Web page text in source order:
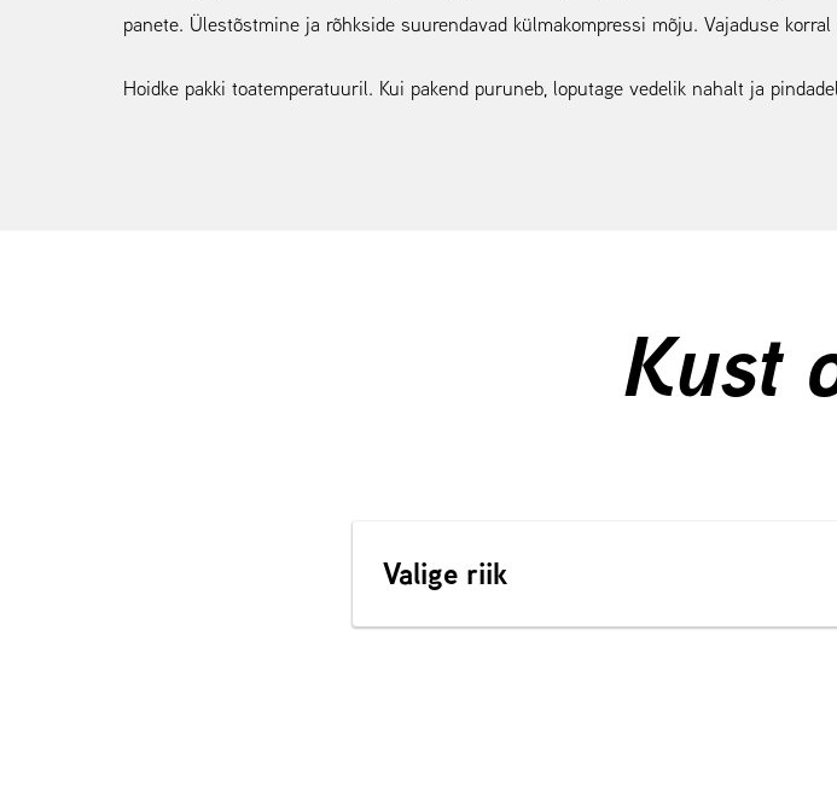
panete. Ülestõstmine ja rõhkside suurendavad külmakompressi mõju. Vajaduse
Hoidke pakki toatemperatuuril. Kui pakend puruneb, loputage vedelik nahalt ja
Kust
Valige riik